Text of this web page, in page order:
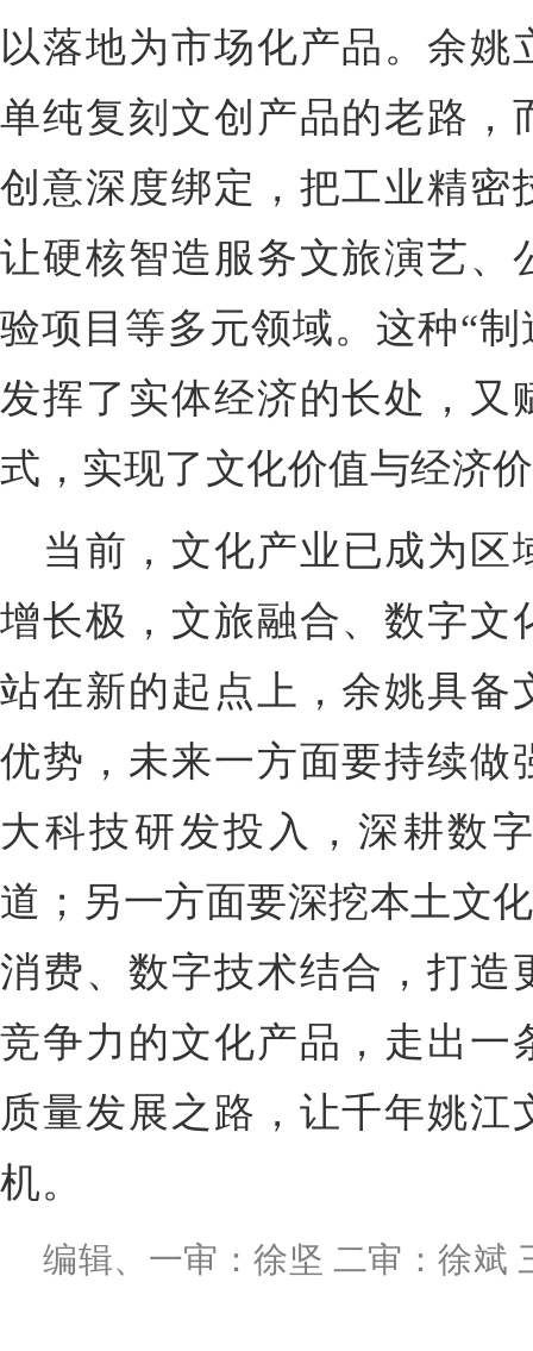
以落地为市场化产品。余
单纯复刻文创产品的老路，
创意深度绑定，把工业精密
让硬核智造服务文旅演艺、
验项目等多元领域。这种“
发挥了实体经济的长处，又
式，实现了文化价值与经济
当前，文化产业已成为
增长极，文旅融合、数字文
站在新的起点上，余姚具备
优势，未来一方面要持续做
大科技研发投入，深耕数
道；另一方面要深挖本土文
消费、数字技术结合，打造
竞争力的文化产品，走出一
质量发展之路，让千年姚
机。
编辑、一审：徐坚 二审：徐斌